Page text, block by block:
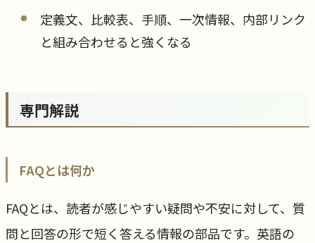
定義文、比較表、手順、一次情報、内部リンク
と組み合わせると強くなる
専門解説
FAQとは何か
FAQとは、読者が感じやすい疑問や不安に対して、質
問と回答の形で短く答える情報の部品です。英語の